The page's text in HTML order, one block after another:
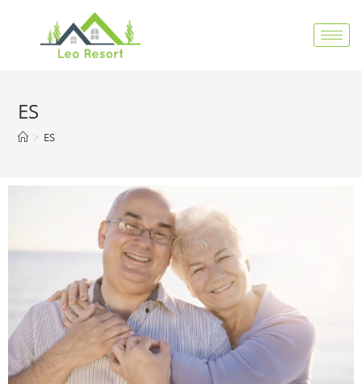
ES
> ES